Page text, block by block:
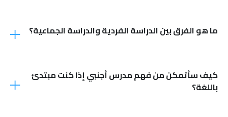
ما هو الفرق بين الدراسة الفردية والدراسة الجماعية؟
كيف سأتمكن من فهم مدرس أجنبي إذا كنت مبتدئ
باللغة؟